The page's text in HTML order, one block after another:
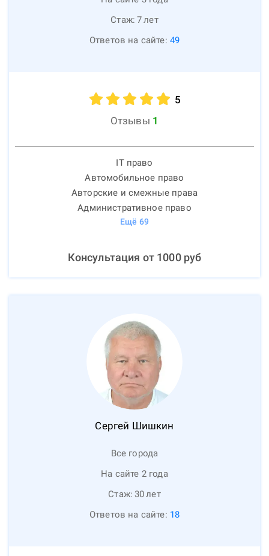
Стаж: 7лет
Ответов на сайте: 49
5
Отзывы 1
IT право
Автомобильное право
Авторские и смежные права
Административное право
Ещё 69
Консультация от 1000руб
Сергей Шишкин
Все города
На сайте 2 года
Стаж: 30лет
Ответов на сайте: 18